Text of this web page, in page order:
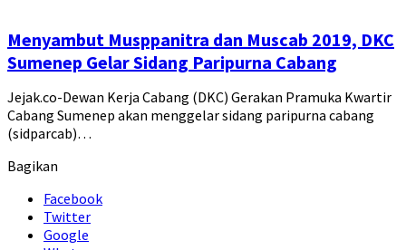
Menyambut Musppanitra dan Muscab 2019, DKC
Sumenep Gelar Sidang Paripurna Cabang
Jejak.co-Dewan Kerja Cabang (DKC) Gerakan Pramuka Kwartir
Cabang Sumenep akan menggelar sidang paripurna cabang
(sidparcab)…
Bagikan
Facebook
Twitter
Google